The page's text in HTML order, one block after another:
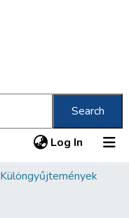
Search
Log In (current)
Különgyűjtemények